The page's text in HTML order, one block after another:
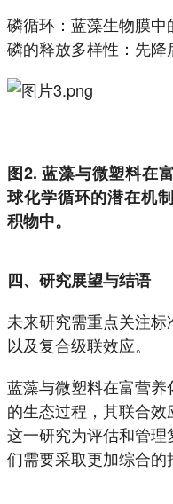
磷循环：蓝藻生物膜
磷的释放多样性：先降
图2. 蓝藻与微塑料在
球化学循环的潜在机
积物中。
四、研究展望与结语
未来研究需重点关注
以及复合级联效应。
蓝藻与微塑料在富营
的生态过程，其联合效
这一研究为评估和管
们需要采取更加综合的